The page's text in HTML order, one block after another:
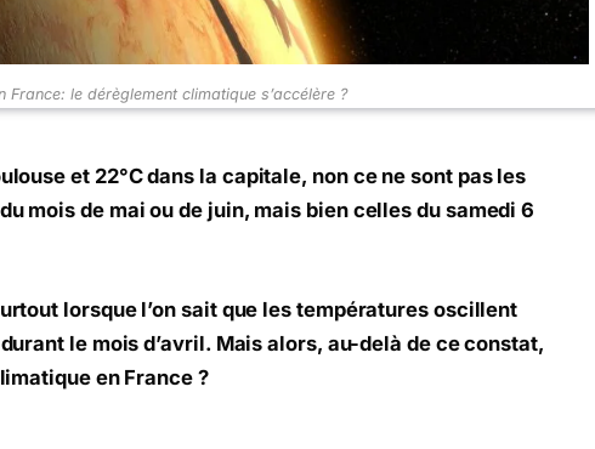
France: le dérèglement climatique s’accélère ?
et 22°C dans la capitale, non ce ne sont pas les
mois de mai ou de juin, mais bien celles du samedi 6
lorsque l’on sait que les températures oscillent
le mois d’avril. Mais alors, au-delà de ce constat,
en France ?